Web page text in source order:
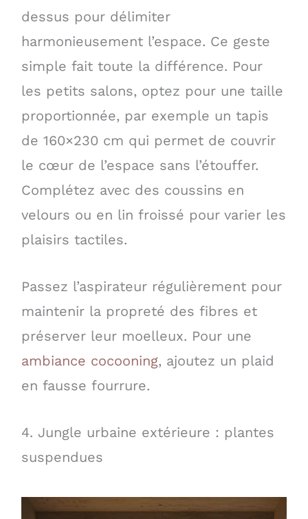
dessus pour délimiter
harmonieusement l’espace. Ce geste
simple fait toute la différence. Pour
les petits salons, optez pour une taille
proportionnée, par exemple un tapis
de 160×230 cm qui permet de couvrir
le cœur de l’espace sans l’étouffer.
Complétez avec des coussins en
velours ou en lin froissé pour varier les
plaisirs tactiles.
Passez l’aspirateur régulièrement pour
maintenir la propreté des fibres et
préserver leur moelleux. Pour une
ambiance cocooning, ajoutez un plaid
en fausse fourrure.
4. Jungle urbaine extérieure : plantes
suspendues